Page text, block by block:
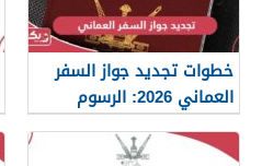
خطوات تجديد جواز السفر
العماني 2026: الرسوم
والمستندات المطلوبة